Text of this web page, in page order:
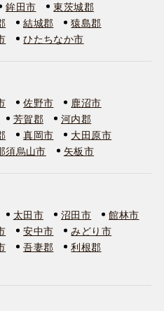
鉾田市
東茨城郡
結城郡
猿島郡
ひたちなか市
佐野市
鹿沼市
芳賀郡
河内郡
真岡市
大田原市
須烏山市 矢板市
太田市 沼田市
館林市
安中市
みどり市
吾妻郡
利根郡